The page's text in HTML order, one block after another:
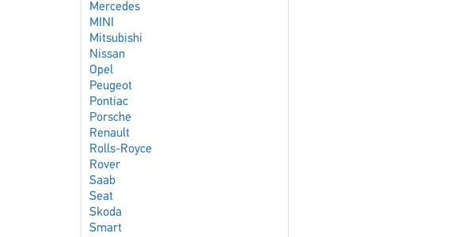
Mercedes
MINI
Mitsubishi
Nissan
Opel
Peugeot
Pontiac
Porsche
Renault
Rolls-Royce
Rover
Saab
Seat
Skoda
Smart